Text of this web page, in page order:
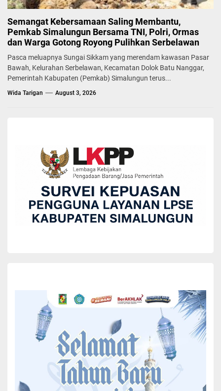
Semangat Kebersamaan Saling Membantu,
Pemkab Simalungun Bersama TNI, Polri, Ormas
dan Warga Gotong Royong Pulihkan Serbelawan
Pasca meluapnya Sungai Sikkam yang merendam kawasan Pasar
Bawah, Kelurahan Serbelawan, Kecamatan Dolok Batu Nanggar,
Pemerintah Kabupaten (Pemkab) Simalungun terus...
Wida Tarigan August 3, 2026
PENAS XVII di Gorontalo, Bupati Simalungun:
Momen Strategis Bagi Petani dan Nelayan
Memperluas Wawasan.
Wida Tarigan June 22, 2026
PENAS XVII di Gorontalo, Bupati Simalungun: Momen
Strategis Bagi Petani dan Nelayan Memperluas Wawasan
Kegiatan nasional yang mempertemukan ribuan petani dan
nelayan dari seluruh Indonesia tersebut turut dihadiri Menteri
Pertanian, Anggota DPR RI Dapil Gorontalo, Rachmad Gobel,